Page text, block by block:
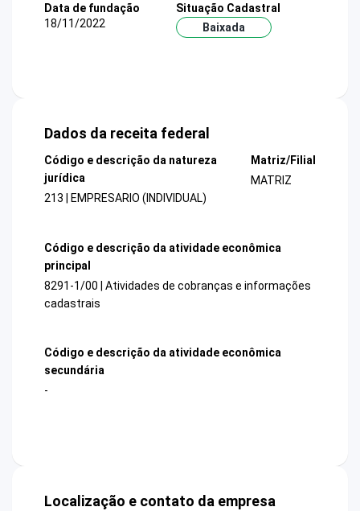
Data de fundação
18/11/2022
Situação Cadastral
Baixada
Dados da receita federal
Código e descrição da natureza
jurídica
213 | EMPRESARIO (INDIVIDUAL)
Matriz/Filial
MATRIZ
Código e descrição da atividade econômica
principal
8291-1/00 | Atividades de cobranças e informações
cadastrais
Código e descrição da atividade econômica
secundária
-
Localização e contato da empresa